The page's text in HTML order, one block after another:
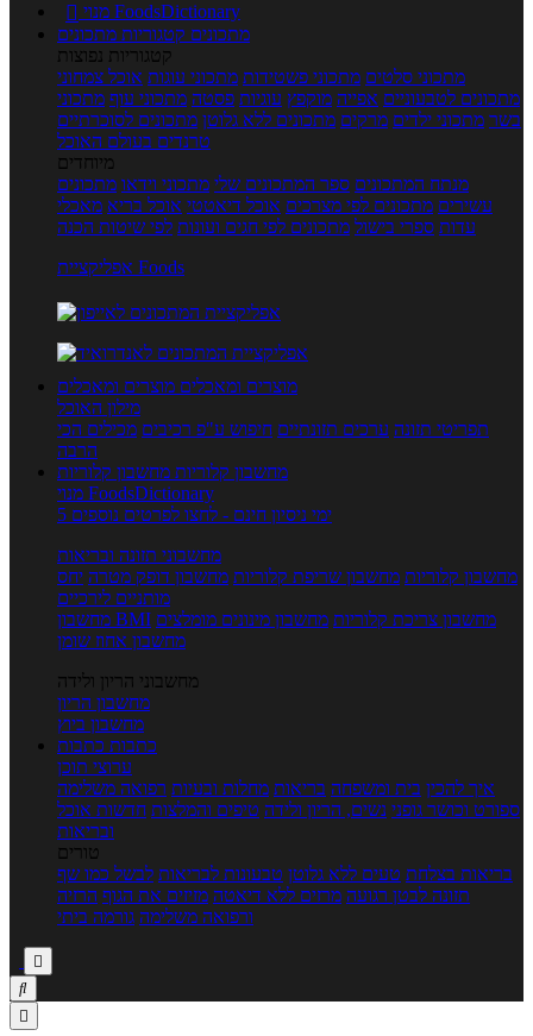

מנוי FoodsDictionary
מתכונים קטגוריות מתכונים
קטגוריות נפוצות
מתכוני סלטים מתכוני פשטידות מתכוני עוגות אוכל צמחוני
מתכונים לטבעוניים אפייה מוקפץ עוגיות פסטה מתכוני עוף מתכוני
בשר מתכוני ילדים מרקים מתכונים ללא גלוטן מתכונים לסוכרתיים
טרנדים בעולם האוכל
מיוחדים
מנתח המתכונים ספר המתכונים שלי מתכוני וידאו מתכונים
עשירים מתכונים לפי מצרכים אוכל דיאטטי אוכל בריא מאכלי
עדות ספרי בישול מתכונים לפי חגים ועונות לפי שיטות הכנה
אפליקציית Foods
מוצרים ומאכלים מוצרים ומאכלים
מילון האוכל
תפריטי תזונה ערכים תזונתיים חיפוש ע"פ רכיבים מכילים הכי
הרבה
מחשבון קלוריות מחשבון קלוריות
מנוי FoodsDictionary
5 ימי ניסיון חינם - לחצו לפרטים נוספים
מחשבוני תזונה ובריאות
מחשבון קלוריות מחשבון שריפת קלוריות מחשבון דופק מטרה יחס
מותניים לירכיים
מחשבון BMI
מחשבון צריכת קלוריות מחשבון מינונים מומלצים
מחשבון אחוז שומן
מחשבוני הריון ולידה
מחשבון הריון
מחשבון ביוץ
כתבות כתבות
ערוצי תוכן
איך להכין בית ומשפחה בריאות מחלות ובעיות רפואה משלימה
ספורט וכושר גופני נשים, הריון ולידה טיפים והמלצות חדשות אוכל
ובריאות
טורים
בריאות בצלחת טעים ללא גלוטן טבעונות לבריאות לבשל כמו שף
תזונה לבטן רגועה מרזים ללא דיאטה מזיזים את הגוף הרזיה
ורפואה משלימה גורמה ביתי


